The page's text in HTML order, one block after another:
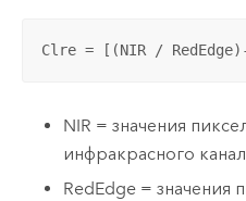
Clre = [(NIR /
NIR = значения
инфракрасного
RedEdge = значения